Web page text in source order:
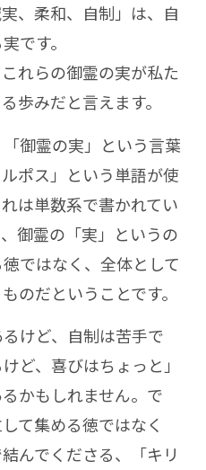
、柔和、自制」は、自
です。
れらの御霊の実が私た
歩みだと言えます。
御霊の実」という言葉
ポス」という単語が使
は単数系で書かれてい
御霊の「実」というの
ではなく、全体として
のだということです。
けど、自制は苦手で
ど、喜びはちょっと」
かもしれません。で
て集める徳ではなく
んでくださる、「キリ